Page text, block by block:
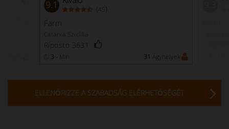
9.1 ( 45 )
Farm
Catania Szicília
Riposto 3631
3 - Min 31 Ágyhelyek
ELLENŐRIZZE A SZABADSÁG ELÉRHETŐSÉGÉT